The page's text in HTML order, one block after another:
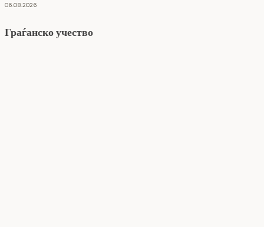
06.08.2026
Граѓанско учество